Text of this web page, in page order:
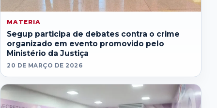
MATERIA
Segup participa de debates contra o crime
organizado em evento promovido pelo
Ministério da Justiça
20 DE MARÇO DE 2026